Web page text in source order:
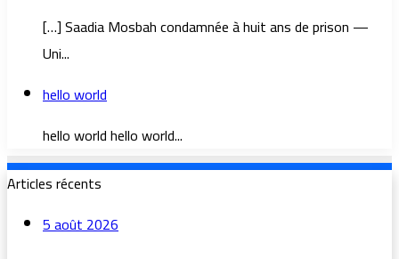
[…] Saadia Mosbah condamnée à huit ans de prison —
Uni...
hello world
hello world hello world...
Articles récents
5 août 2026